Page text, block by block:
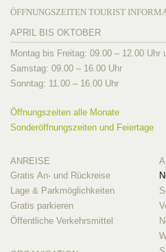
ÖFFNUNGSZEITEN TOURIST
APRIL BIS OKTOBER
Montag bis Freitag: 09.00 – 12.00 Uhr
Samstag: 09.00 – 16.00 Uhr
Sonntag: 11.00 – 16.00 Uhr
Öffnungszeiten alle Monate
Sonderöffnungszeiten und Feiertage
ANREISE
Gratis An- und Rückreise
Lage & Parkmöglichkeiten
Gratis parkieren
Öffentliche Verkehrsmittel